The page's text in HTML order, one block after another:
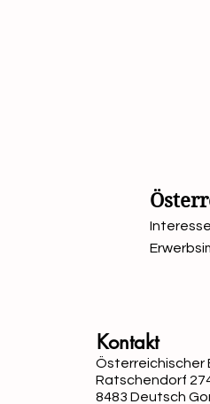
Kontakt
Österreichischer
Ratschendorf
8483 Deutsch